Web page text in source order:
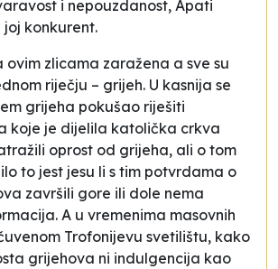
i nepouzdanost, Apati
konkurent.
ovim zlicama zaražena a sve su
riječju – grijeh. U kasnija se
grijeha pokušao riješiti
koje je dijelila katolička crkva
oprost od grijeha, ali o tom
to jest jesu li s tim potvrdama o
završili gore ili dole nema
A u vremenima masovnih
Trofonijevu svetilištu, kako
grijehova ni indulgencija kao